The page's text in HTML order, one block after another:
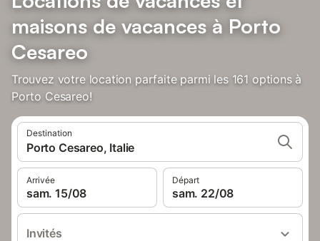
maisons de vacances à Porto
Cesareo
Trouvez votre location parfaite parmi les 161 options à
Porto Cesareo!
Destination
Porto Cesareo, Italie
Arrivée
sam. 15/08
Départ
sam. 22/08
Invités